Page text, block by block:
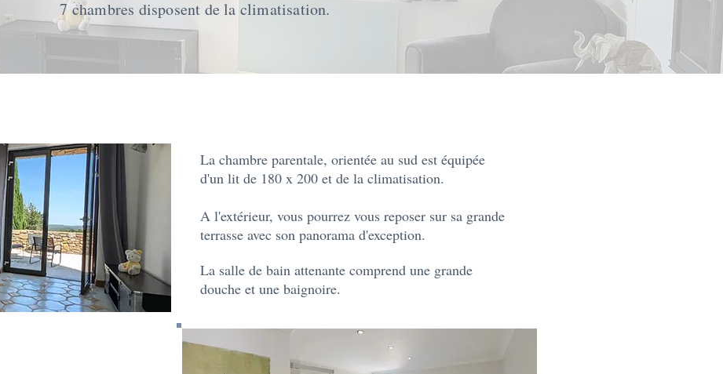
7 chambres disposent de la climatisation.
La chambre parentale, orientée au sud est équipée
d'un lit de 180 x 200 et de la climatisation.
A l'extérieur, vous pourrez vous reposer sur sa grande
terrasse avec son panorama d'exception.
La salle de bain attenante comprend une grande
douche et une baignoire.